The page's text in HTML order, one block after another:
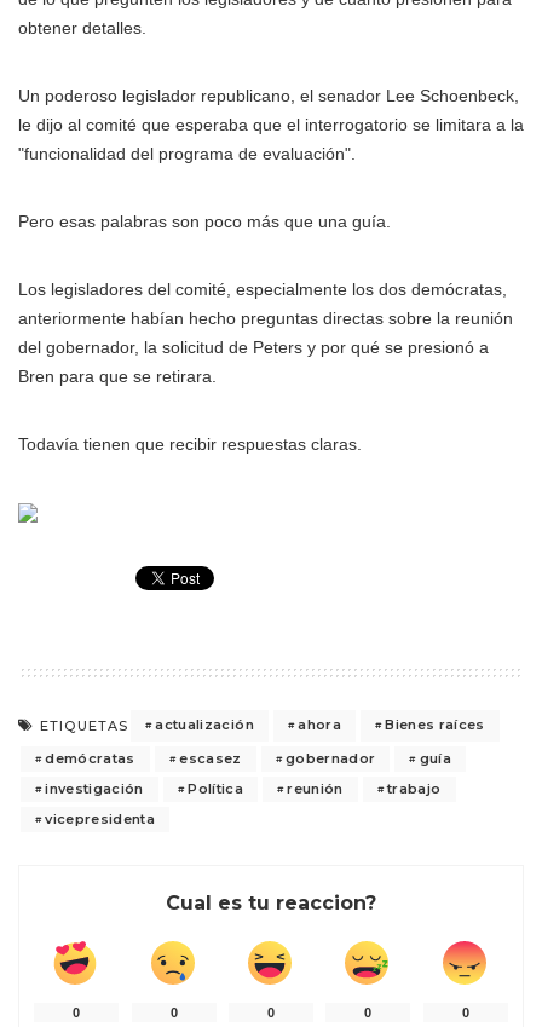
obtener detalles.
Un poderoso legislador republicano, el senador Lee Schoenbeck,
le dijo al comité que esperaba que el interrogatorio se limitara a la
"funcionalidad del programa de evaluación".
Pero esas palabras son poco más que una guía.
Los legisladores del comité, especialmente los dos demócratas,
anteriormente habían hecho preguntas directas sobre la reunión
del gobernador, la solicitud de Peters y por qué se presionó a
Bren para que se retirara.
Todavía tienen que recibir respuestas claras.
ETIQUETAS actualización ahora
Bienes raíces
demócratas
escasez gobernador
guía
investigación
Política reunión
trabajo
vicepresidenta
Cual es tu reaccion?
0 0 0 0 0